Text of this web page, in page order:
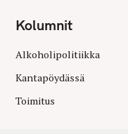
Kolumnit
Alkoholipolitiikka
Kantapöydässä
Toimitus